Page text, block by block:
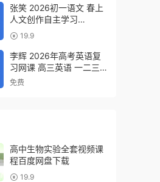
张笑 2026初一语文 春上
人文创作自主学习
·TY·S（一期）百度网盘下
载
19.9
李辉 2026年高考英语复
习网课 高三英语 一二三
轮视频课程全年班 百度网
免费
高中生物实验全套视频课
程百度网盘下载
19.9